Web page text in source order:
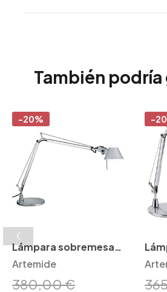
También
-20%
Lámpara sobremesa
Tolomeo Artemide
Artemide
380,00 €
-